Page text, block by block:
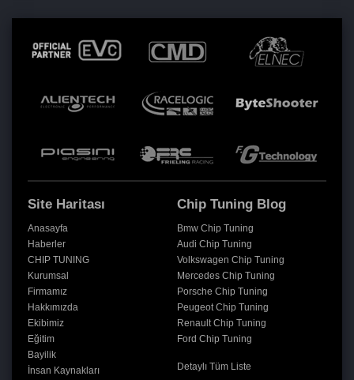
Site Haritası
Anasayfa
Haberler
CHIP TUNING
Kurumsal
Firmamız
Hakkımızda
Ekibimiz
Eğitim
Bayilik
İnsan Kaynakları
Chip Tuning Blog
Bmw Chip Tuning
Audi Chip Tuning
Volkswagen Chip Tuning
Mercedes Chip Tuning
Porsche Chip Tuning
Peugeot Chip Tuning
Renault Chip Tuning
Ford Chip Tuning
Detaylı Tüm Liste